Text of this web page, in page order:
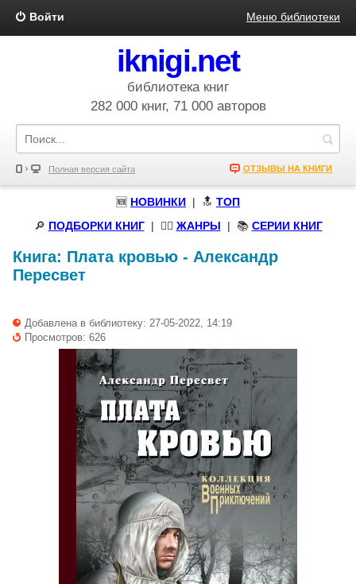
Войти Меню библиотеки
iknigi.net
библиотека книг
282 000 книг, 71 000 авторов
Полная версия сайта ОТЗЫВЫ НА КНИГИ
🆕 НОВИНКИ | 🔝 ТОП
🔎 ПОДБОРКИ КНИГ| 🧝‍♀️ ЖАНРЫ | 📚 СЕРИИ КНИГ
Книга: Плата кровью - Александр
Пересвет
Добавлена в библиотеку: 27-05-2022, 14:19
Просмотров: 626